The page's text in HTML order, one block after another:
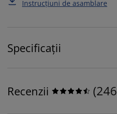
Instrucțiuni de asamblare
Specificații
Recenzii (246